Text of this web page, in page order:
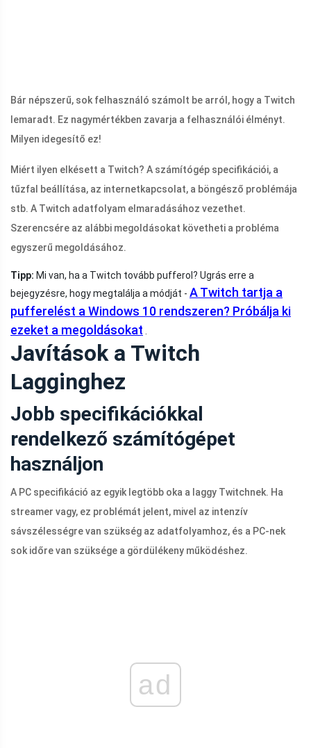
Bár népszerű, sok felhasználó számolt be arról, hogy a Twitch
lemaradt. Ez nagymértékben zavarja a felhasználói élményt.
Milyen idegesítő ez!
Miért ilyen elkésett a Twitch? A számítógép specifikációi, a
tűzfal beállítása, az internetkapcsolat, a böngésző problémája
stb. A Twitch adatfolyam elmaradásához vezethet.
Szerencsére az alábbi megoldásokat követheti a probléma
egyszerű megoldásához.
Tipp: Mi van, ha a Twitch tovább pufferol? Ugrás erre a
bejegyzésre, hogy megtalálja a módját - A Twitch tartja a
pufferelést a Windows 10 rendszeren? Próbálja ki
ezeket a megoldásokat
Javítások a Twitch
Lagginghez
Jobb specifikációkkal
rendelkező számítógépet
használjon
A PC specifikáció az egyik legtöbb oka a laggy Twitchnek. Ha
streamer vagy, ez problémát jelent, mivel az intenzív
sávszélességre van szükség az adatfolyamhoz, és a PC-nek
sok időre van szüksége a gördülékeny működéshez.
ad